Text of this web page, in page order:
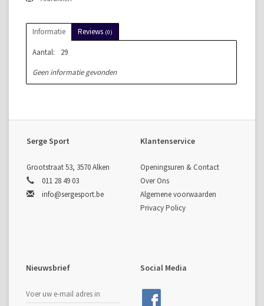
Informatie Reviews (0)
Aantal:
29
Geen informatie gevonden
Serge Sport
Grootstraat 53, 3570 Alken
011 28 49 03
info@sergesport.be
Klantenservice
Openingsuren & Contact
Over Ons
Algemene voorwaarden
Privacy Policy
Nieuwsbrief Social Media